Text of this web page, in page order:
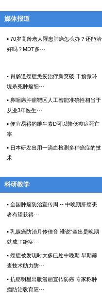
媒体报道
▪ 70岁高龄老人罹患肺癌怎么办？还能治
好吗？MDT多···
▪ 胃肠道癌症免疫治疗新突破 干预微环
境杀死肿瘤细···
▪ 鼻咽癌肿瘤靶区人工智能准确性相当于
从业3年医生···
▪ 便宜易得的维生素D可以降低癌症死亡
率
▪ 日本研发出用一滴血检测多种癌症的技
术
科研教学
▪ 全国肿瘤防治宣传周 -- 中晚期肝癌患
者有望获得···
▪ 乳腺癌防治月传佳音 谁说“查出是晚期
就成了绝症···
▪ 癌症被发现时大多已处中晚期 早期筛
查技术助力防···
▪ 抗癌明星出版漫画宣传防癌 专家称肿
瘤防治教育应···